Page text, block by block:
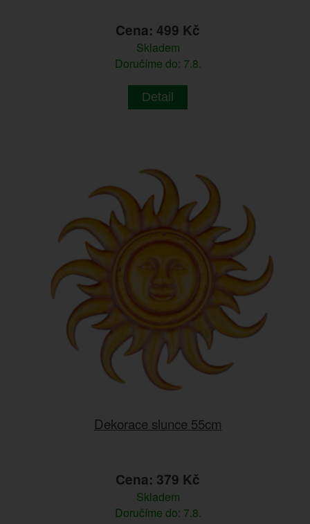
Cena: 499 Kč
Skladem
Doručíme do: 7.8.
Detail
Dekorace slunce 55cm
Cena: 379 Kč
Skladem
Doručíme do: 7.8.